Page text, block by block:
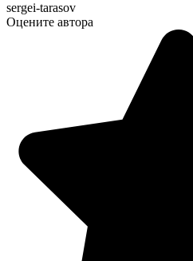
sergei-tarasov
Оцените автора